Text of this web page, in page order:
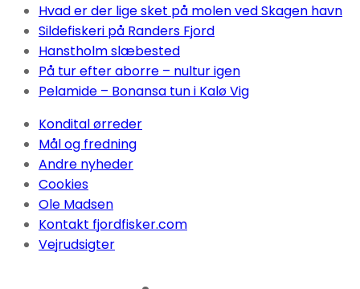
Hvad er der lige sket på molen ved Skagen havn
Sildefiskeri på Randers Fjord
Hanstholm slæbested
På tur efter aborre – nultur igen
Pelamide – Bonansa tun i Kalø Vig
Kondital ørreder
Mål og fredning
Andre nyheder
Cookies
Ole Madsen
Kontakt fjordfisker.com
Vejrudsigter